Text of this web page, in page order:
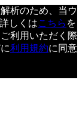
析のため、当ウ
しくはこちら を
利用いただく際
利用規約に同意